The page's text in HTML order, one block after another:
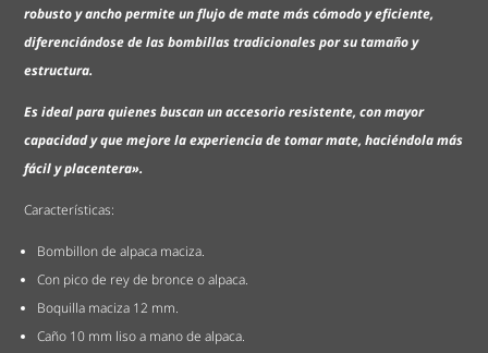
robusto y ancho permite un flujo de mate más cómodo y eficiente,
diferenciándose de las bombillas tradicionales por su tamaño y
estructura.
Es ideal para quienes buscan un accesorio resistente, con mayor
capacidad y que mejore la experiencia de tomar mate, haciéndola más
fácil y placentera».
Características:
Bombillon de alpaca maciza.
Con pico de rey de bronce o alpaca.
Boquilla maciza 12 mm.
Caño 10 mm liso a mano de alpaca.